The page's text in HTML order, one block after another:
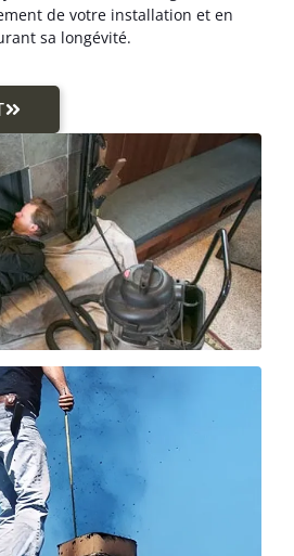
de votre installation et en
sa longévité.